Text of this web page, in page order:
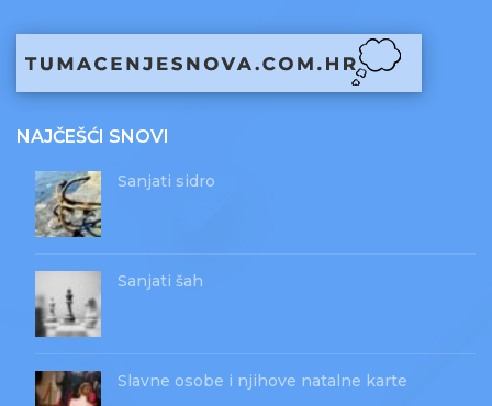
NAJČEŠĆI SNOVI
Sanjati sidro
Sanjati šah
Slavne osobe i njihove natalne karte